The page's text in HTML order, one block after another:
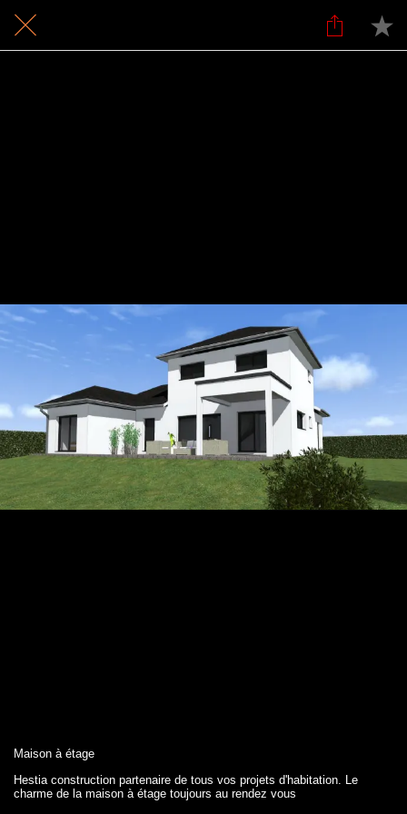
Maison à étage
Hestia construction partenaire de tous vos projets d'habitation. Le
charme de la maison à étage toujours au rendez vous